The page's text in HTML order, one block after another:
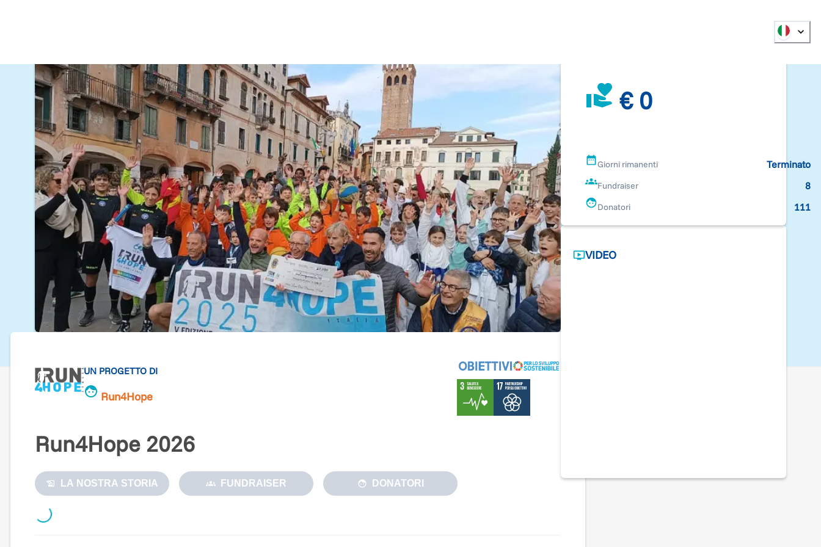
UN PROGETTO DI
Run4Hope
Run4Hope 2026
LA NOSTRA STORIA FUNDRAISER DONATORI
Loading...
€ 0
Giorni rimanenti Terminato
Fundraiser 8
Donatori 111
VIDEO